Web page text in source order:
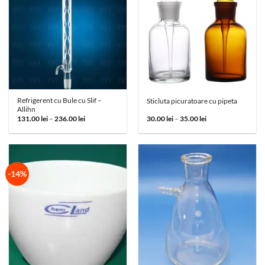
Refrigerent cu Bule cu Slif –
Allihn
131.00lei – 236.00leiInterval
prețuri:
până
236.00 lei
Sticluta picuratoare cu pipeta
30.00lei – 35.00leiInterval
prețuri:
până
la
35.00 lei
-14%